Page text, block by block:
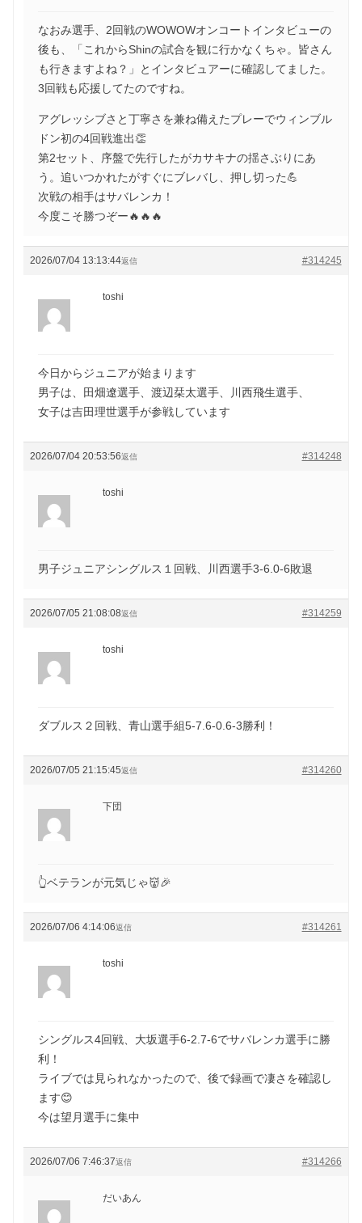
なおみ選手、2回戦のWOWOWオンコートインタビューの
後も、「これからShinの試合を観に行かなくちゃ。皆さん
も行きますよね？」とインタビュアーに確認してました。
3回戦も応援してたのですね。
アグレッシブさと丁寧さを兼ね備えたプレーでウィンブル
ドン初の4回戦進出👏
第2セット、序盤で先行したがカサキナの揺さぶりにあ
う。追いつかれたがすぐにブレバし、押し切った💪
次戦の相手はサバレンカ！
今度こそ勝つぞー🔥🔥🔥
2026/07/04 13:13:44 #314245
返信
toshi
今日からジュニアが始まります
男子は、田畑遼選手、渡辺栞太選手、川西飛生選手、
女子は吉田理世選手が参戦しています
2026/07/04 20:53:56 #314248
返信
toshi
男子ジュニアシングルス１回戦、川西選手3-6.0-6敗退
2026/07/05 21:08:08 #314259
返信
toshi
ダブルス２回戦、青山選手組5-7.6-0.6-3勝利！
2026/07/05 21:15:45 #314260
返信
下団
👆ベテランが元気じゃ👹🎉
2026/07/06 4:14:06 #314261
返信
toshi
シングルス4回戦、大坂選手6-2.7-6でサバレンカ選手に勝
利！
ライブでは見られなかったので、後で録画で凄さを確認し
ます😊
今は望月選手に集中
2026/07/06 7:46:37 #314266
返信
だいあん